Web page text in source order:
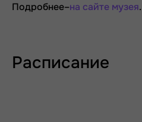
Подробнее–на сайте музея.
Расписание